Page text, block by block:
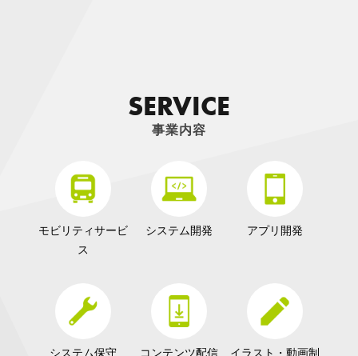
SERVICE
事業内容
モビリティサービ
ス
システム開発 アプリ開発
システム保守 コンテンツ配信
イラスト・動画制